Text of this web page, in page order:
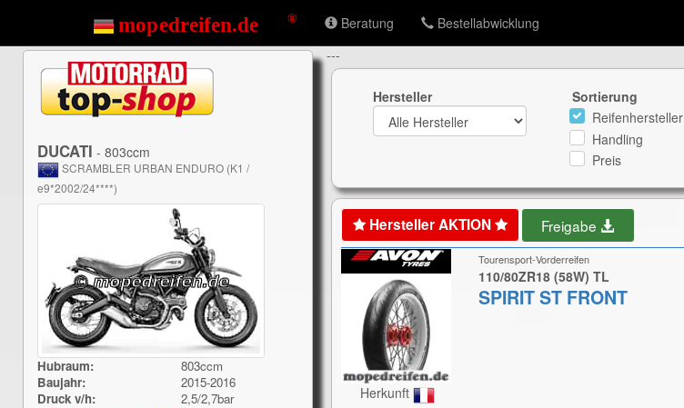
Beratung Bestellabwicklung
DUCATI - 803ccm
SCRAMBLER URBAN ENDURO (K1 /
e9*2002/24****)
Hubraum:
803ccm
Baujahr:
2015-2016
Druck v/h:
2,5/2,7bar
---
Hersteller
Sortierung
Reifenhersteller
Handling
Preis
Hersteller AKTION Freigabe
Herkunft
Tourensport-Vorderreifen
110/80ZR18 (58W) TL
SPIRIT ST FRONT